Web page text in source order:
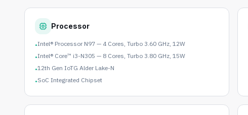
Processor
•Intel® Processor N97 — 4 Cores, Turbo 3.60 GHz, 12W
•Intel® Core™ i3-N305 — 8 Cores, Turbo 3.80 GHz, 15W
•12th Gen IoTG Alder Lake-N
•SoC Integrated Chipset